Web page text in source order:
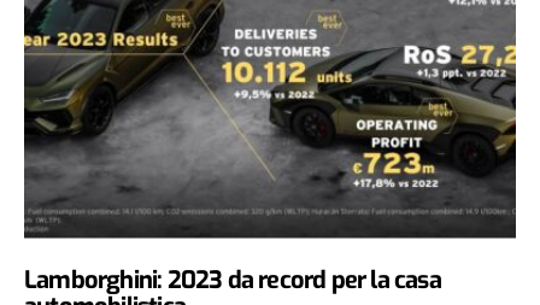
Lamborghini: 2023 da record per la casa